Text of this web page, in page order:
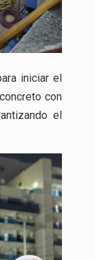
iniciar el
con
el